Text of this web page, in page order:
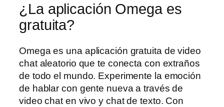
¿La aplicación Omega es
gratuita?
Omega es una aplicación gratuita de video
chat aleatorio que te conecta con extraños
de todo el mundo. Experimente la emoción
de hablar con gente nueva a través de
video chat en vivo y chat de texto. Con